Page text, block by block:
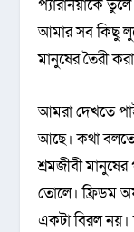
প্যারানয়াকে
আমার সব কিছু
মানুষের তৈরী
আমরা দেখতে
আছে। কথা
শ্রমজীবী
তোলে। ফ্রিডম
একটা বিরল নয়।